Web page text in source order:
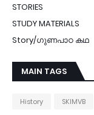
STORIES
STUDY MATERIALS
Story/ഗുണപാഠ കഥ
MAIN TAGS
History SKIMVB